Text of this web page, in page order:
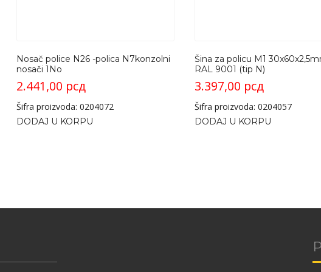
Nosač police N26 -polica N7konzolni
nosači 1No
2.441,00 рсд
Šifra proizvoda: 0204072
DODAJ U KORPU
Šina za policu M1
RAL 9001 (tip N)
3.397,00 рсд
Šifra proizvoda: 0204057
DODAJ U KORPU